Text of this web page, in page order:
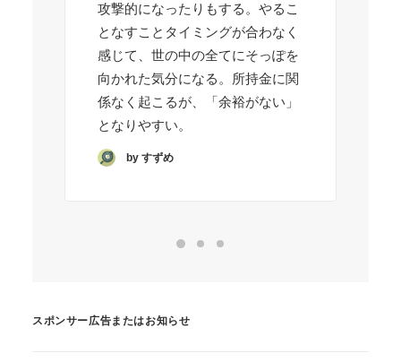
攻撃的になったりもする。やるこ
となすことタイミングが合わなく
感じて、世の中の全てにそっぽを
向かれた気分になる。所持金に関
係なく起こるが、「余裕がない」
となりやすい。
by すずめ
スポンサー広告またはお知らせ